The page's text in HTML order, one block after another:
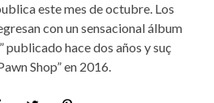
este mes de octubre. Los
con un sensacional álbum
publicado hace dos años y suç
Shop” en 2016.